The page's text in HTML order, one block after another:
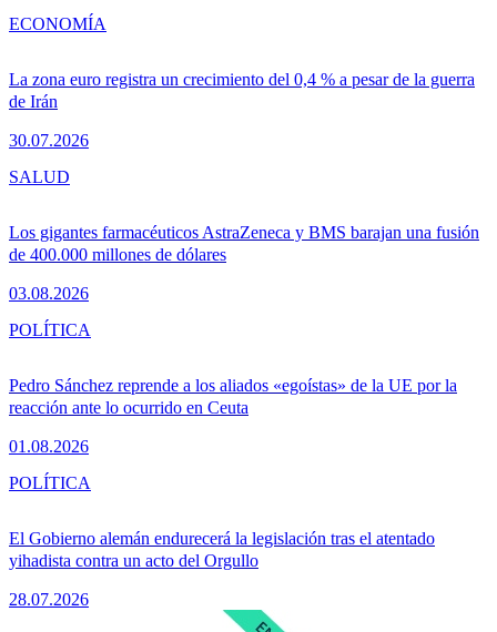
La zona euro registra un crecimiento del 0,4 % a pesar de la guerra
de Irán
30.07.2026
ECONOMÍA
Los gigantes farmacéuticos AstraZeneca y BMS barajan una fusión
de 400.000 millones de dólares
03.08.2026
SALUD
Pedro Sánchez reprende a los aliados «egoístas» de la UE por la
reacción ante lo ocurrido en Ceuta
01.08.2026
POLÍTICA
El Gobierno alemán endurecerá la legislación tras el atentado
yihadista contra un acto del Orgullo
28.07.2026
POLÍTICA